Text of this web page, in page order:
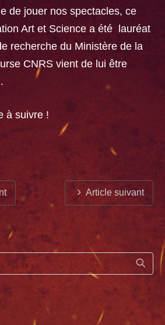
de jouer nos spectacles, ce
Art et Science a été lauréat
recherche du Ministère de la
CNRS vient de lui être
à suivre !
Article suivant